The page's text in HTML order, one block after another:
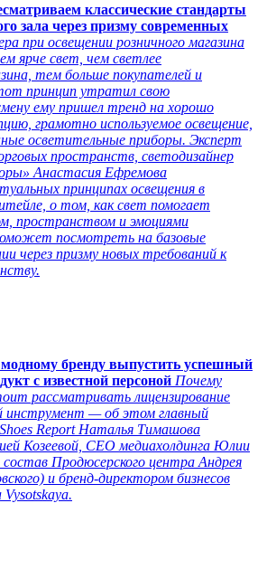
классические стандарты
зала через призму современных
при освещении розничного магазина
ярче свет, чем светлее
тем больше покупателей и
принцип утратил свою
ему пришел тренд на хорошо
грамотно используемое освещение,
осветительные приборы. Эксперт
пространств, светодизайнер
Анастасия Ефремова
принципах освещения в
о том, как свет помогает
пространством и эмоциями
посмотреть на базовые
через призму новых требований к
бренду выпустить успешный
с известной персоной Почему
рассматривать лицензирование
инструмент — об этом главный
Report Наталья Тимашова
Козеевой, СЕО медиахолдинга Юлии
Продюсерского центра Андрея
и бренд-директором бизнесов